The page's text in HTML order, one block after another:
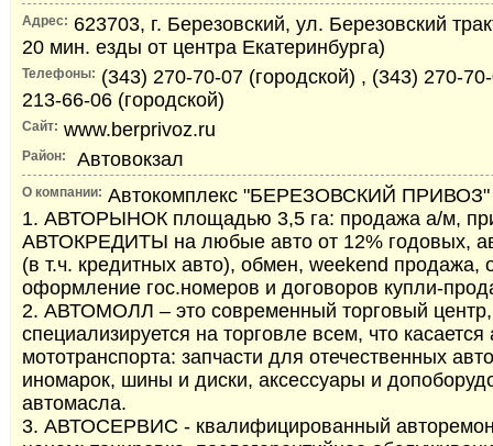
Адрес: 623703, г. Березовский, ул. Березовский
20 мин. езды от центра Екатеринбурга)
Телефоны: (343) 270-70-07 (городской) , (343) 270-
213-66-06 (городской)
Сайт: www.berprivoz.ru
Район: Автовокзал
О компании: Автокомплекс "БЕРЕЗОВСКИЙ ПРИВОЗ"
1. АВТОРЫНОК площадью 3,5 га: продажа а/м,
АВТОКРЕДИТЫ на любые авто от 12% годовых,
(в т.ч. кредитных авто), обмен, weekend продажа,
оформление гос.номеров и договоров купли-
2. АВТОМОЛЛ – это современный торговый
специализируется на торговле всем, что касается
мототранспорта: запчасти для отечественных
иномарок, шины и диски, аксессуары и
автомасла.
3. АВТОСЕРВИС - квалифицированный